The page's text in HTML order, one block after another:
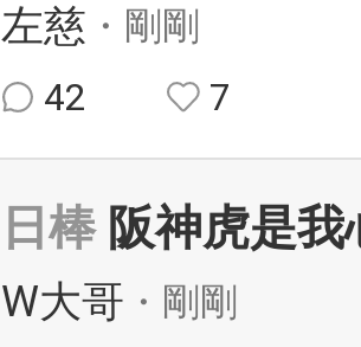
左慈 ・剛剛
42
7
日棒 阪神虎是
W大哥 ・剛剛